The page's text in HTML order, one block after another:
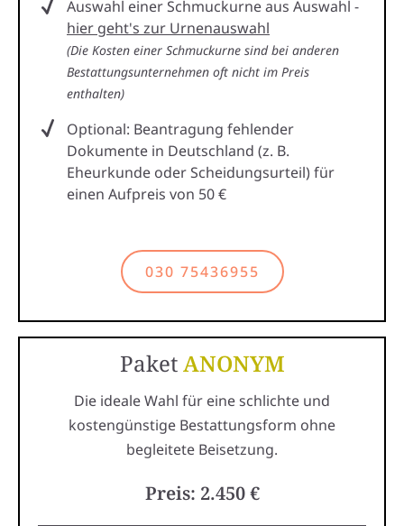
Auswahl einer Schmuckurne aus Auswahl -
hier geht's zur Urnenauswahl
(Die Kosten einer Schmuckurne sind bei anderen
Bestattungsunternehmen oft nicht im Preis
enthalten)
Optional: Beantragung fehlender
Dokumente in Deutschland (z. B.
Eheurkunde oder Scheidungsurteil) für
einen Aufpreis von 50 €
030 75436955
PaketANONYM
Die ideale Wahl für eine schlichte und
kostengünstige Bestattungsform ohne
begleitete Beisetzung.
Preis: 2.450 €